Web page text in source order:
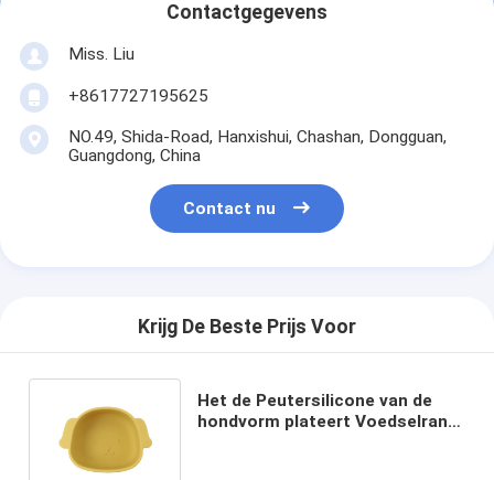
Contactgegevens
Miss. Liu
+8617727195625
NO.49, Shida-Road, Hanxishui, Chashan, Dongguan,
Guangdong, China
Contact nu
Krijg De Beste Prijs Voor
Het de Peutersilicone van de
hondvorm plateert Voedselrang